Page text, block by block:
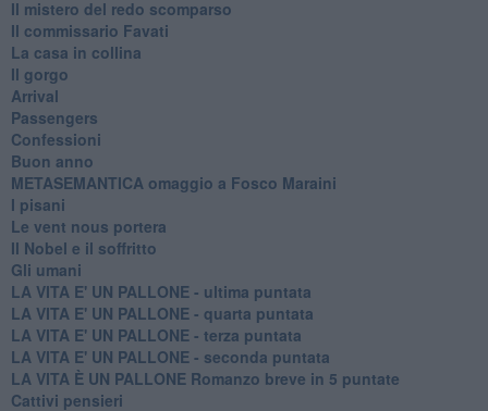
Il mistero del redo scomparso
Il commissario Favati
La casa in collina
Il gorgo
Arrival
Passengers
Confessioni
Buon anno
METASEMANTICA omaggio a Fosco Maraini
I pisani
Le vent nous portera
Il Nobel e il soffritto
Gli umani
LA VITA E' UN PALLONE - ultima puntata
LA VITA E' UN PALLONE - quarta puntata
LA VITA E' UN PALLONE - terza puntata
LA VITA E' UN PALLONE - seconda puntata
LA VITA È UN PALLONE Romanzo breve in 5 puntate
Cattivi pensieri